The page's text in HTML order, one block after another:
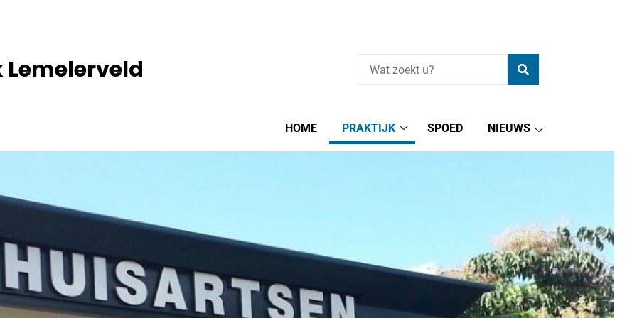
HOME
PRAKTIJK
Praktijk
submenu
SPOED
NIEUWS